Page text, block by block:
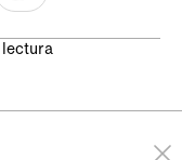
lectura